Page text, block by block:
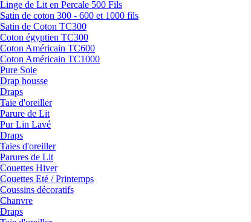
Linge de Lit en Percale 500 Fils
Satin de coton 300 - 600 et 1000 fils
Satin de Coton TC300
Coton égyptien TC300
Coton Américain TC600
Coton Américain TC1000
Pure Soie
Drap housse
Draps
Taie d'oreiller
Parure de Lit
Pur Lin Lavé
Draps
Taies d'oreiller
Parures de Lit
Couettes Hiver
Couettes Eté / Printemps
Coussins décoratifs
Chanvre
Draps